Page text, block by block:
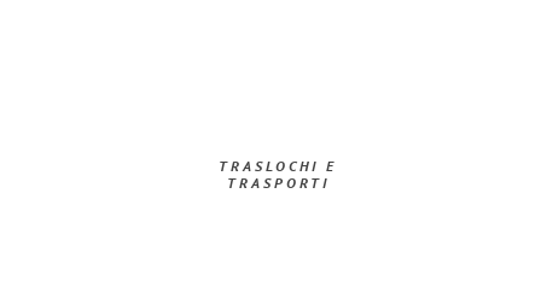
TRASLOCHI E
TRASPORTI​